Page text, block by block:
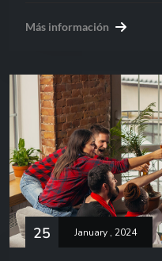
Más información
25 January , 2024